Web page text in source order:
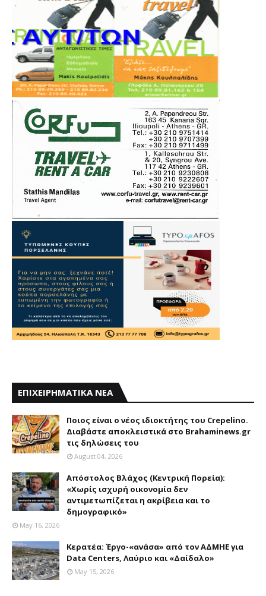
ΕΠΙΧΕΙΡΗΜΑΤΙΚΑ ΝΕΑ
Ποιος είναι ο νέος ιδιοκτήτης του Crepelino.
Διαβάστε αποκλειστικά στο Brahaminews.gr
τις δηλώσεις του
August 04, 2026
Απόστολος Βλάχος (Κεντρική Πορεία):
«Χωρίς ισχυρή οικονομία δεν
αντιμετωπίζεται η ακρίβεια και το
δημογραφικό»
May 16, 2026
Κερατέα: Έργο-«ανάσα» από τον ΑΔΜΗΕ για
Data Centers, Λαύριο και «Δαίδαλο»
May 15, 2026